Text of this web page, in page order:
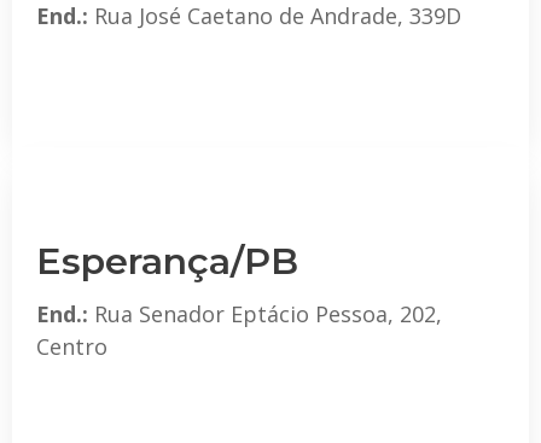
End.: Rua José Caetano de Andrade, 339D
Esperança/PB
End.: Rua Senador Eptácio Pessoa, 202,
Centro